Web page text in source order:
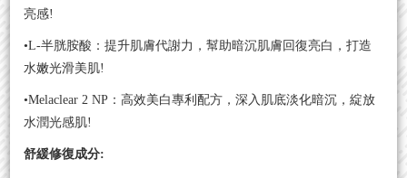
亮感!
•L-半胱胺酸：提升肌膚代謝力，幫助暗沉肌膚回復亮白，打造
水嫩光滑美肌!
•Melaclear 2 NP ：高效美白專利配方，深入肌底淡化暗沉，綻放
水潤光感肌!
舒緩修復成分: